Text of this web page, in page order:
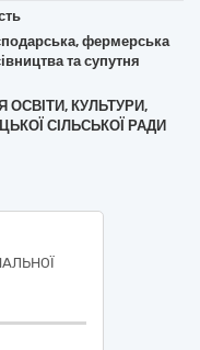
фермерська
та супутня
ОСВІТИ, КУЛЬТУРИ,
СІЛЬСЬКОЇ РАДИ